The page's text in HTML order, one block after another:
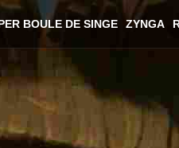
BOULE DE SINGE ZYNGA